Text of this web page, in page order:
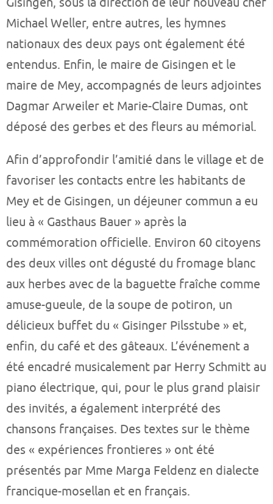
Michael Weller, entre autres, les hymnes
nationaux des deux pays ont également été
entendus. Enfin, le maire de Gisingen et le
maire de Mey, accompagnés de leurs adjointes
Dagmar Arweiler et Marie-Claire Dumas, ont
déposé des gerbes et des fleurs au mémorial.
Afin d’approfondir l’amitié dans le village et de
favoriser les contacts entre les habitants de
Mey et de Gisingen, un déjeuner commun a eu
lieu à « Gasthaus Bauer » après la
commémoration officielle. Environ 60 citoyens
des deux villes ont dégusté du fromage blanc
aux herbes avec de la baguette fraîche comme
amuse-gueule, de la soupe de potiron, un
délicieux buffet du « Gisinger Pilsstube » et,
enfin, du café et des gâteaux. L’événement a
été encadré musicalement par Herry Schmitt au
piano électrique, qui, pour le plus grand plaisir
des invités, a également interprété des
chansons françaises. Des textes sur le thème
des « expériences frontieres » ont été
présentés par Mme Marga Feldenz en dialecte
francique-mosellan et en français.